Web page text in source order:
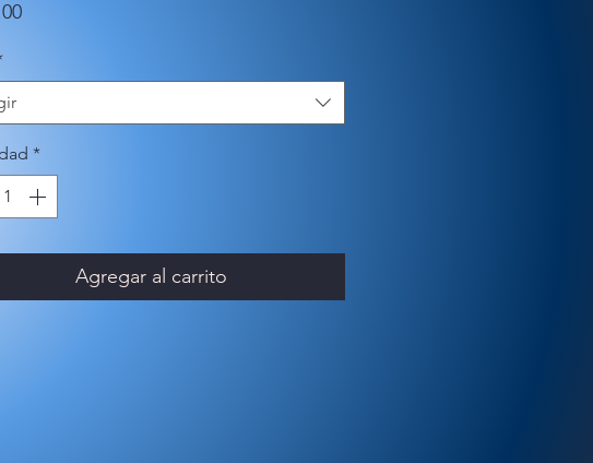
Precio
*
Agregar al carrito